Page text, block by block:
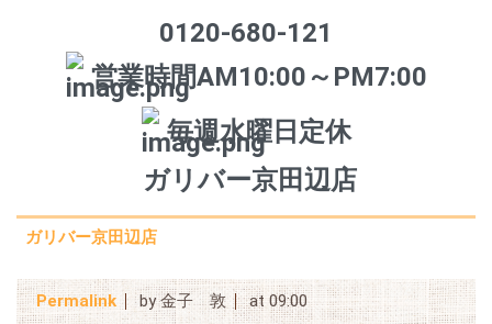
0120-680-121
営業時間AM10:00～PM7:00
毎週水曜日定休
ガリバー京田辺店
ガリバー京田辺店
Permalink by 金子 敦 at 09:00